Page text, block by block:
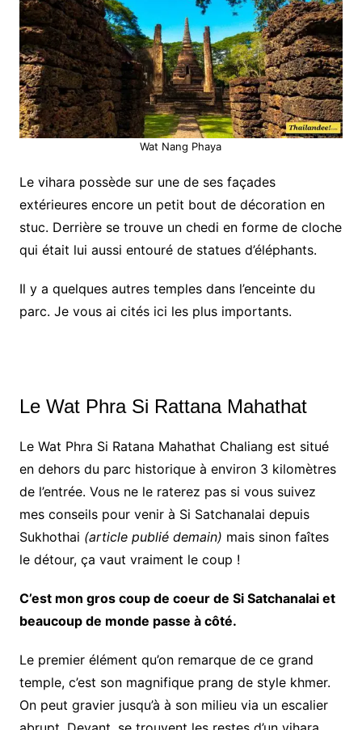
Wat Nang Phaya
Le vihara possède sur une de ses façades
extérieures encore un petit bout de décoration en
stuc. Derrière se trouve un chedi en forme de cloche
qui était lui aussi entouré de statues d’éléphants.
Il y a quelques autres temples dans l’enceinte du
parc. Je vous ai cités ici les plus importants.
Le Wat Phra Si Rattana Mahathat
Le Wat Phra Si Ratana Mahathat Chaliang est situé
en dehors du parc historique à environ 3 kilomètres
de l’entrée. Vous ne le raterez pas si vous suivez
mes conseils pour venir à Si Satchanalai depuis
Sukhothai (article publié demain) mais sinon faîtes
le détour, ça vaut vraiment le coup !
C’est mon gros coup de coeur de Si Satchanalai et
beaucoup de monde passe à côté.
Le premier élément qu’on remarque de ce grand
temple, c’est son magnifique prang de style khmer.
On peut gravier jusqu’à à son milieu via un escalier